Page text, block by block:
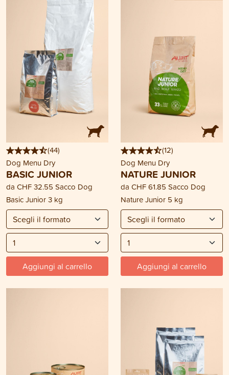
(44)
Dog Menu Dry
BASIC JUNIOR
da CHF 32.55 Sacco Dog
Basic Junior 3 kg
Aggiungi al carrello
(12)
Dog Menu Dry
NATURE JUNIOR
da CHF 61.85 Sacco Dog
Nature Junior 5 kg
Aggiungi al carrello